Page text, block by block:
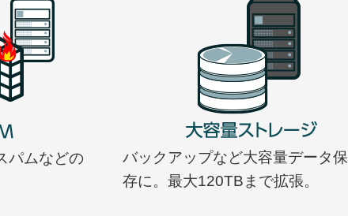
パムなどの
バックアップなど大容量データ保
存に。最大120TBまで拡張。